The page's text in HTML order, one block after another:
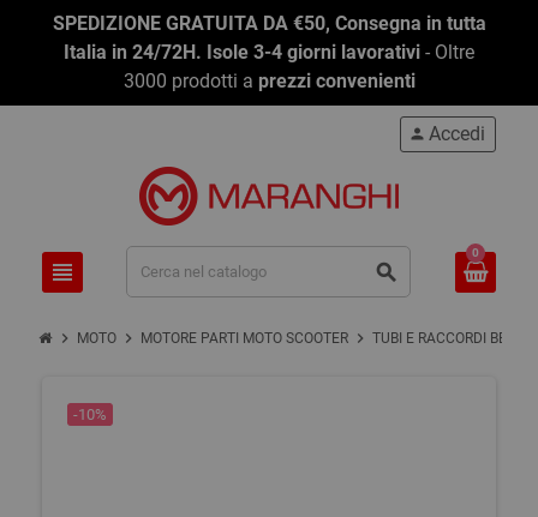
SPEDIZIONE GRATUITA DA €50, Consegna in tutta
Italia in 24/72H. Isole 3-4 giorni lavorativi - Oltre
3000 prodotti a prezzi convenienti
view_headline search
person Accedi
0
chevron_right MOTO chevron_right MOTORE PARTI MOTO SCOOTER chevron_right TUBI E RACCORDI
-10%